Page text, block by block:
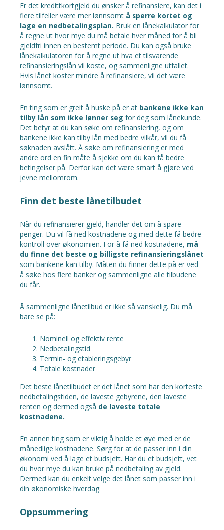
Er det kredittkortgjeld du ønsker å refinansiere, kan det i
flere tilfeller være mer lønnsomt å sperre kortet og
lage en nedbetalingsplan. Bruk en lånekalkulator for
å regne ut hvor mye du må betale hver måned for å bli
gjeldfri innen en bestemt periode. Du kan også bruke
lånekalkulatoren for å regne ut hva et tilsvarende
refinansieringslån vil koste, og sammenligne utfallet.
Hvis lånet koster mindre å refinansiere, vil det være
lønnsomt.
En ting som er greit å huske på er at bankene ikke kan
tilby lån som ikke lønner seg for deg som lånekunde.
Det betyr at du kan søke om refinansiering, og om
bankene ikke kan tilby lån med bedre vilkår, vil du få
søknaden avslått. Å søke om refinansiering er med
andre ord en fin måte å sjekke om du kan få bedre
betingelser på. Derfor kan det være smart å gjøre ved
jevne mellomrom.
Finn det beste lånetilbudet
Når du refinansierer gjeld, handler det om å spare
penger. Du vil få ned kostnadene og med dette få bedre
kontroll over økonomien. For å få ned kostnadene, må
du finne det beste og billigste refinansieringslånet
som bankene kan tilby. Måten du finner dette på er ved
å søke hos flere banker og sammenligne alle tilbudene
du får.
Å sammenligne lånetilbud er ikke så vanskelig. Du må
bare se på:
Nominell og effektiv rente
Nedbetalingstid
Termin- og etableringsgebyr
Totale kostnader
Det beste lånetilbudet er det lånet som har den korteste
nedbetalingstiden, de laveste gebyrene, den laveste
renten og dermed også de laveste totale
kostnadene.
En annen ting som er viktig å holde et øye med er de
månedlige kostnadene. Sørg for at de passer inn i din
økonomi ved å lage et budsjett. Har du et budsjett, vet
du hvor mye du kan bruke på nedbetaling av gjeld.
Dermed kan du enkelt velge det lånet som passer inn i
din økonomiske hverdag.
Oppsummering